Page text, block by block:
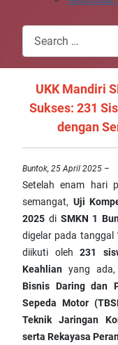
Search
UKK Mandiri
Sukses: 231
dengan
Buntok, 25 April 2025 –
Setelah enam hari
semangat, Uji
2025 di SMKN 1
digelar pada tanggal
diikuti oleh231
Keahlian yang
Bisnis Daring dan
Sepeda Motor
Teknik Jaringan
serta Rekayasa